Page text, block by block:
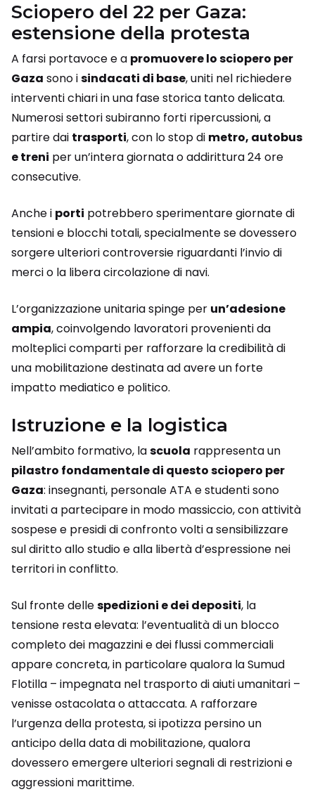
Sciopero del 22 per Gaza:
estensione della protesta
A farsi portavoce e a promuovere lo sciopero per
Gaza sono isindacati di base, uniti nel richiedere
interventi chiari in una fase storica tanto delicata.
Numerosi settori subiranno forti ripercussioni, a
partire dai trasporti, con lo stop di metro, autobus
e treni per un’intera giornata o addirittura 24 ore
consecutive.
Anche i porti potrebbero sperimentare giornate di
tensioni e blocchi totali, specialmente se dovessero
sorgere ulteriori controversie riguardanti l’invio di
merci o la libera circolazione di navi.
L’organizzazione unitaria spinge per un’adesione
ampia, coinvolgendo lavoratori provenienti da
molteplici comparti per rafforzare la credibilità di
una mobilitazione destinata ad avere un forte
impatto mediatico e politico.
Istruzione e la logistica
Nell’ambito formativo, lascuola rappresenta un
pilastro fondamentale di questo sciopero per
Gaza: insegnanti, personale ATA e studenti sono
invitati a partecipare in modo massiccio, con attività
sospese e presidi di confronto volti a sensibilizzare
sul diritto allo studio e alla libertà d’espressione nei
territori in conflitto.
Sul fronte dellespedizioni e dei depositi, la
tensione resta elevata: l’eventualità di un blocco
completo dei magazzini e dei flussi commerciali
appare concreta, in particolare qualora la Sumud
Flotilla – impegnata nel trasporto di aiuti umanitari –
venisse ostacolata o attaccata. A rafforzare
l’urgenza della protesta, si ipotizza persino un
anticipo della data di mobilitazione, qualora
dovessero emergere ulteriori segnali di restrizioni e
aggressioni marittime.